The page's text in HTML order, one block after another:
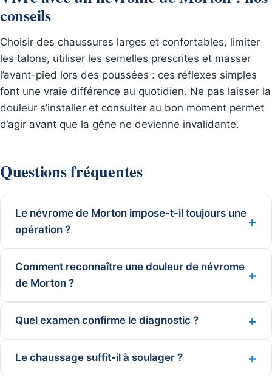
conseils
Choisir des chaussures larges et confortables, limiter
les talons, utiliser les semelles prescrites et masser
l’avant-pied lors des poussées : ces réflexes simples
font une vraie différence au quotidien. Ne pas laisser la
douleur s’installer et consulter au bon moment permet
d’agir avant que la gêne ne devienne invalidante.
Questions fréquentes
Le névrome de Morton impose-t-il toujours une
opération ?
Comment reconnaître une douleur de névrome
de Morton ?
Quel examen confirme le diagnostic ?
Le chaussage suffit-il à soulager ?